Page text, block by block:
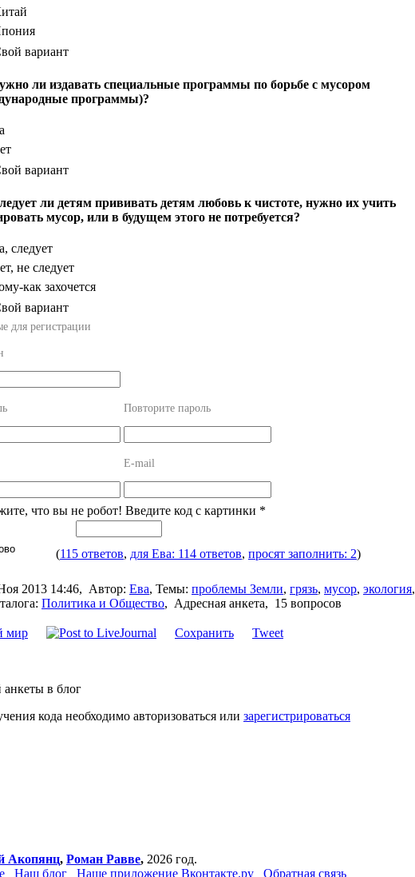
вариант
ли издавать специальные программы по борьбе с мусором
программы)?
вариант
ли детям прививать детям любовь к чистоте, нужно их учить
мусор, или в будущем этого не потребуется?
следует
не следует
как захочется
вариант
для регистрации
Повторите пароль
E-mail
что вы не робот! Введите код с картинки *
(115 ответов, для Ева: 114 ответов, просят заполнить: 2)
2013 14:46, Автор: Ева, Темы: проблемы Земли, грязь, мусор, экология,
Политика и Общество, Адресная анкета, 15 вопросов
мир Сохранить Tweet
анкеты в блог
кода необходимо авторизоваться или зарегистрироваться
Акопянц, Роман Равве, 2026 год.
Наш блог Наше приложение Вконтакте.ру Обратная связь